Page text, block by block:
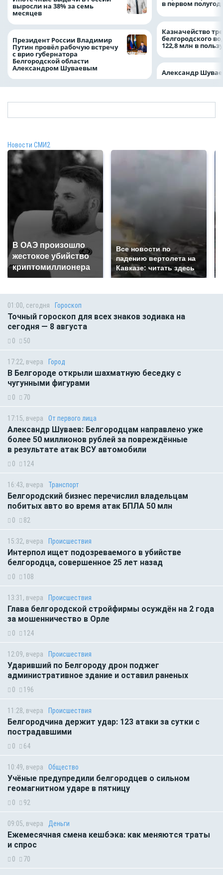
выросли на 38% за семь
месяцев
Президент России Владимир
Путин провёл рабочую встречу
с врио губернатора
Белгородской области
Александром Шуваевым
в первом
Казначейство
белгородского
122,8 млн в
Александр
Новости СМИ2
В ОАЭ произошло
жестокое убийство
криптомиллионера
Все новости по
падению вертолета на
Кавказе: читать здесь
01:00, сегодня Гороскоп
Точный гороскоп для всех знаков зодиака на
сегодня — 8 августа
0 50
17:22, вчера Город
В Белгороде открыли шахматную беседку с
чугунными фигурами
0 70
17:15, вчера От первого лица
Александр Шуваев: Белгородцам направлено уже
более 50 миллионов рублей за повреждённые
в результате атак ВСУ автомобили
0 124
16:43, вчера Транспорт
Белгородский бизнес перечислил владельцам
побитых авто во время атак БПЛА 50 млн
0 82
15:32, вчера Происшествия
Интерпол ищет подозреваемого в убийстве
белгородца, совершенное 25 лет назад
0 108
13:31, вчера Происшествия
Глава белгородской стройфирмы осуждён на 2 года
за мошенничество в Орле
0 124
12:09, вчера Происшествия
Ударивший по Белгороду дрон поджег
административное здание и оставил раненых
0 196
11:28, вчера Происшествия
Белгородчина держит удар: 123 атаки за сутки с
пострадавшими
0 64
10:49, вчера Общество
Учёные предупредили белгородцев о сильном
геомагнитном ударе в пятницу
0 92
09:05, вчера Деньги
Ежемесячная смена кешбэка: как меняются траты
и спрос
0 70